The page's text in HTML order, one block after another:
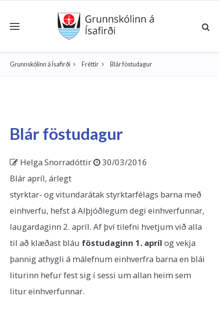
Toggle navigation
Grunnskólinn á Ísafirði Fréttir Blár föstudagur
Blár föstudagur
Helga Snorradóttir
30/03/2016
Blár apríl, árlegt
styrktar- og vitundarátak styrktarfélags barna með
einhverfu, hefst á Alþjóðlegum degi einhverfunnar,
laugardaginn 2. apríl. Af því tilefni hvetjum við alla
til að klæðast bláu föstudaginn 1. apríl og vekja
þannig athygli á málefnum einhverfra barna en blái
liturinn hefur fest sig í sessi um allan heim sem
litur einhverfunnar.